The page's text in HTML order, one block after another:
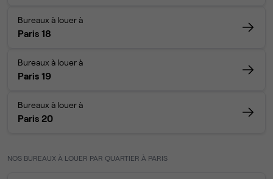
Bureaux à louer à
Paris 18
Bureaux à louer à
Paris 19
Bureaux à louer à
Paris 20
NOS BUREAUX À LOUER PAR QUARTIER À PARIS